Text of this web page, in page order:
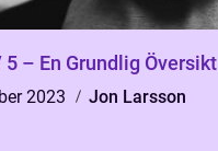
5 – En Grundlig Översikt
2023
Jon Larsson